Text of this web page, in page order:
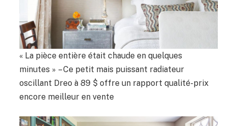
« La pièce entière était chaude en quelques
minutes » – Ce petit mais puissant radiateur
oscillant Dreo à 89 $ offre un rapport qualité-prix
encore meilleur en vente